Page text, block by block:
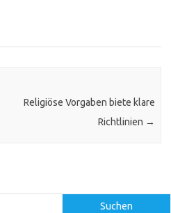
Religiöse Vorgaben biete klare
Richtlinien →
Suchen